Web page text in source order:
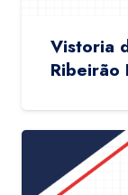
Vistoria
Ribeirão